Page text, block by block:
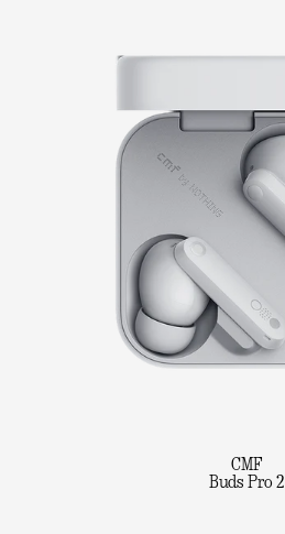
CMF
Buds Pro 2